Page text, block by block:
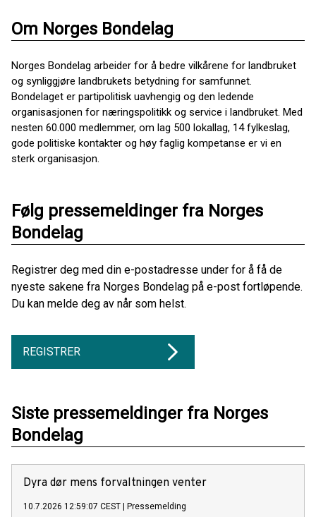
Om Norges Bondelag
Norges Bondelag arbeider for å bedre vilkårene for landbruket
og synliggjøre landbrukets betydning for samfunnet.
Bondelaget er partipolitisk uavhengig og den ledende
organisasjonen for næringspolitikk og service i landbruket. Med
nesten 60.000 medlemmer, om lag 500 lokallag, 14 fylkeslag,
gode politiske kontakter og høy faglig kompetanse er vi en
sterk organisasjon.
Følg pressemeldinger fra Norges
Bondelag
Registrer deg med din e-postadresse under for å få de
nyeste sakene fra Norges Bondelag på e-post fortløpende.
Du kan melde deg av når som helst.
REGISTRER
Siste pressemeldinger fra Norges
Bondelag
Dyra dør mens forvaltningen venter
10.7.2026 12:59:07 CEST Pressemelding